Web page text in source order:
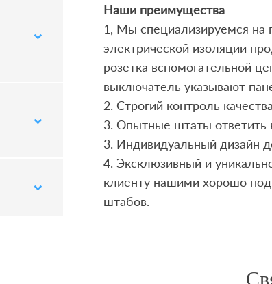
Наши преимущества
1, Мы специализируемся на
электрической изоляции
розетка вспомогательной
выключатель указывают
2. Строгий контроль
3. Опытные штаты ответить
3. Индивидуальный дизайн
4. Эксклюзивный и
клиенту нашими хорошо
штабов.